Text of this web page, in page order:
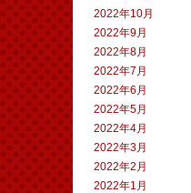
2022年10月
2022年9月
2022年8月
2022年7月
2022年6月
2022年5月
2022年4月
2022年3月
2022年2月
2022年1月